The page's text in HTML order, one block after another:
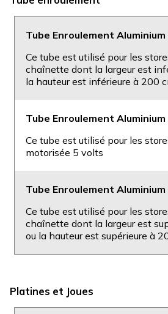
Tube Enroulement
Ce tube est utilisé pour les
chaînette dont la largeur est
la hauteur est inférieure à 200
Tube Enroulement
Ce tube est utilisé pour les
motorisée 5 volts
Tube Enroulement
Ce tube est utilisé pour les
chaînette dont la largeur est
ou la hauteur est supérieure à
Platines et Joues